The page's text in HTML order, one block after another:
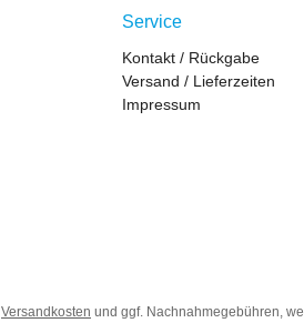
Service
Kontakt / Rückgabe
Versand / Lieferzeiten
Impressum
Versandkosten und ggf. Nachnahmegebühren,